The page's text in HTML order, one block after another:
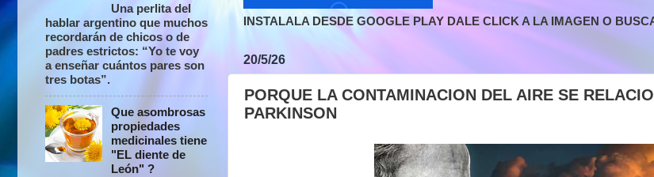
INSTALALA DESDE GOOGLE PLAY DALE CLICK A LA IMAGEN O
20/5/26
PORQUE LA CONTAMINACION DEL AIRE SE
PARKINSON
Una perlita del
hablar argentino que muchos
recordarán de chicos o de
padres estrictos: “Yo te voy
a enseñar cuántos pares son
tres botas”.
Que asombrosas
propiedades
medicinales tiene
"EL diente de
León" ?